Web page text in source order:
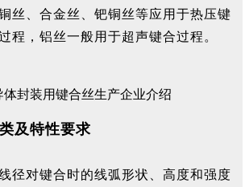
丝、合金丝、钯铜丝等应用于热压键
程，铝丝一般用于超声键合过程。
及特性要求
径对键合时的线弧形状、高度和强度